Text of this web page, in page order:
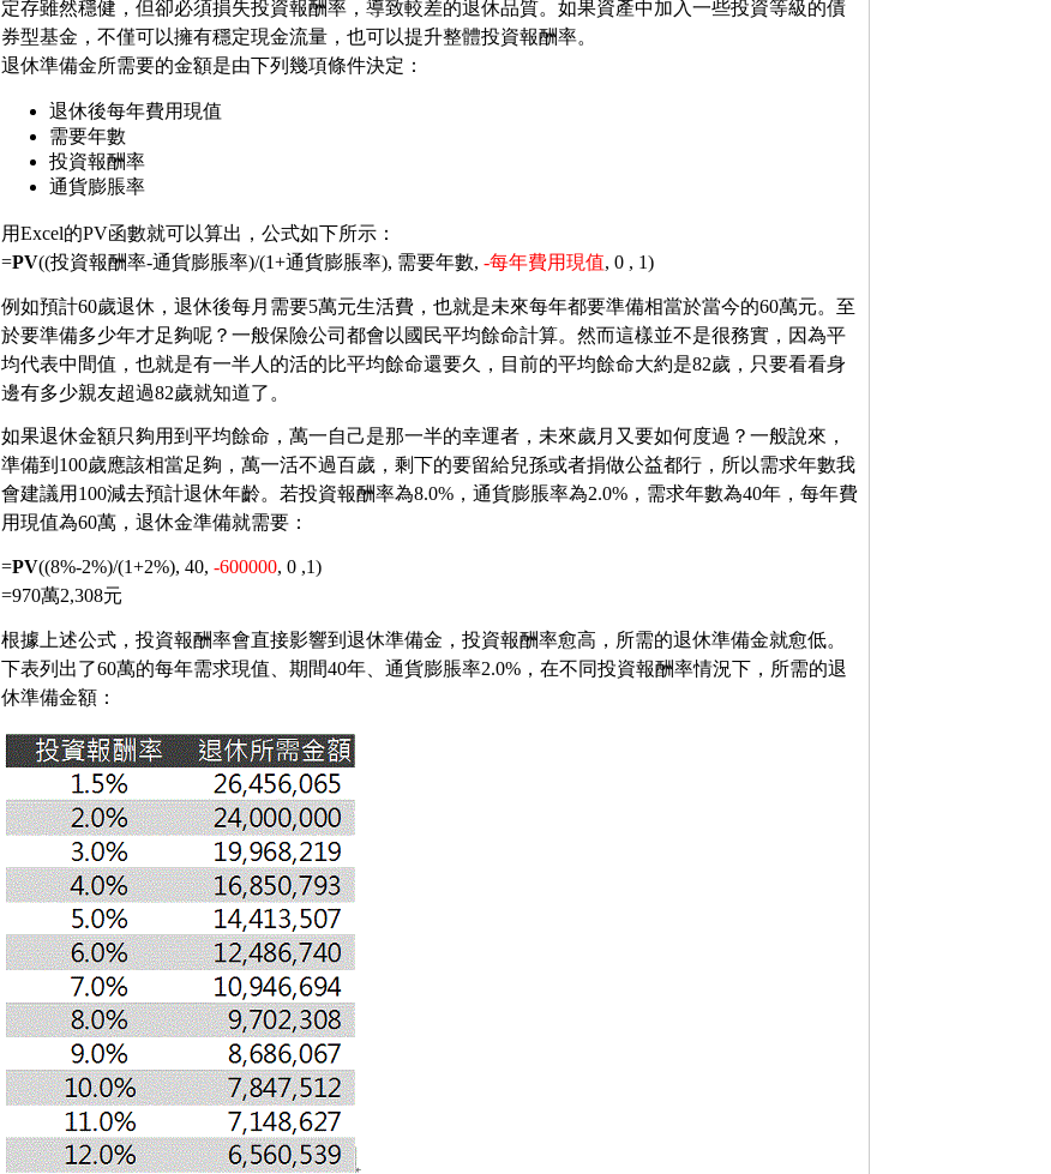
定存雖然穩健，但卻必須損失投資報酬率，導致較差的退休品質。如果資產中加入一些投資等級的債
券型基金，不僅可以擁有穩定現金流量，也可以提升整體投資報酬率。
退休準備金所需要的金額是由下列幾項條件決定：
退休後每年費用現值
需要年數
投資報酬率
通貨膨脹率
用Excel的PV函數就可以算出，公式如下所示：
=PV((投資報酬率-通貨膨脹率)/(1+通貨膨脹率), 需要年數, -每年費用現值, 0 , 1)
例如預計60歲退休，退休後每月需要5萬元生活費，也就是未來每年都要準備相當於當今的60萬元。至
於要準備多少年才足夠呢？一般保險公司都會以國民平均餘命計算。然而這樣並不是很務實，因為平
均代表中間值，也就是有一半人的活的比平均餘命還要久，目前的平均餘命大約是82歲，只要看看身
邊有多少親友超過82歲就知道了。
如果退休金額只夠用到平均餘命，萬一自己是那一半的幸運者，未來歲月又要如何度過？一般說來，
準備到100歲應該相當足夠，萬一活不過百歲，剩下的要留給兒孫或者捐做公益都行，所以需求年數我
會建議用100減去預計退休年齡。若投資報酬率為8.0%，通貨膨脹率為2.0%，需求年數為40年，每年費
用現值為60萬，退休金準備就需要：
=PV((8%-2%)/(1+2%), 40, -600000, 0 ,1)
=970萬2,308元
根據上述公式，投資報酬率會直接影響到退休準備金，投資報酬率愈高，所需的退休準備金就愈低。
下表列出了60萬的每年需求現值、期間40年、通貨膨脹率2.0%，在不同投資報酬率情況下，所需的退
休準備金額：